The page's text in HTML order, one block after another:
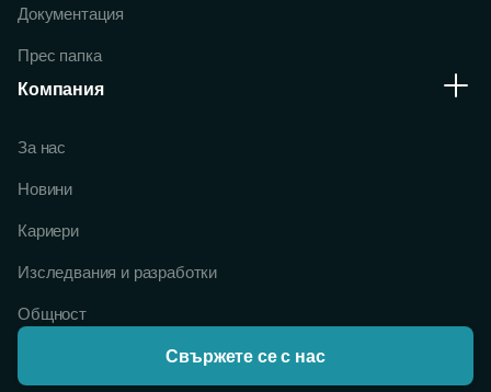
Документация
Прес папка
Компания
За нас
Новини
Кариери
Изследвания и разработки
Общност
Свържете се с нас